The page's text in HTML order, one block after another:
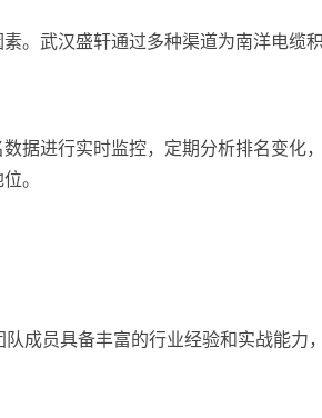
。武汉盛轩通过多种渠道为南洋电缆
据进行实时监控，定期分析排名变
。
成员具备丰富的行业经验和实战能力